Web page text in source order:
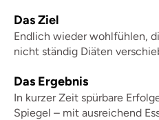
Das Ziel
Endlich wieder wohlfühlen,
nicht ständig Diäten
Das Ergebnis
In kurzer Zeit spürbare
Spiegel – mit ausreichend